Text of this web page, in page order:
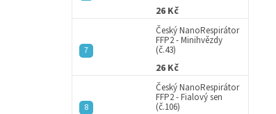
26 Kč
Český NanoRespirátor
FFP2 - Minihvězdy
(č.43)
26 Kč
Český NanoRespirátor
FFP2 - Fialový sen
(č.106)